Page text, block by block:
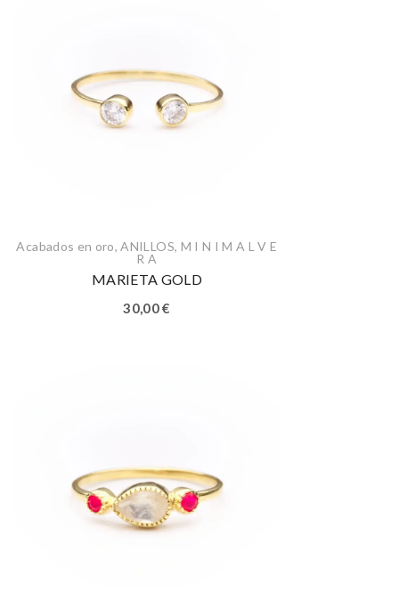
Acabados en oro,ANILLOS, M I N I M A L V E
R A
MARIETA GOLD
30,00€